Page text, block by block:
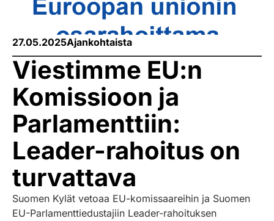
27.05.2025Ajankohtaista
Viestimme EU:n
Komissioon ja
Parlamenttiin:
Leader-rahoitus on
turvattava
Suomen Kylät vetoaa EU-komissaareihin ja Suomen
EU-Parlamenttiedustajiin Leader-rahoituksen